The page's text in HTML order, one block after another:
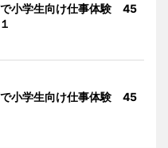
で小学生向け仕事体験 45
で小学生向け仕事体験 45